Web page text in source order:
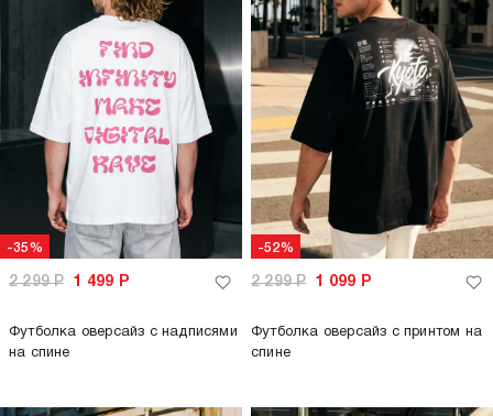
-35%
2 299Р 1 499 Р
Футболка оверсайз с надписями
на спине
-52%
2 299Р 1 099 Р
Футболка оверсайз с принтом на
спине